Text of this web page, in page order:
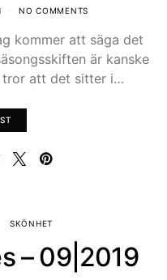
NO COMMENTS
kommer att säga det
är kanske
tror att det sitter i…
SKÖNHET
– 09|2019